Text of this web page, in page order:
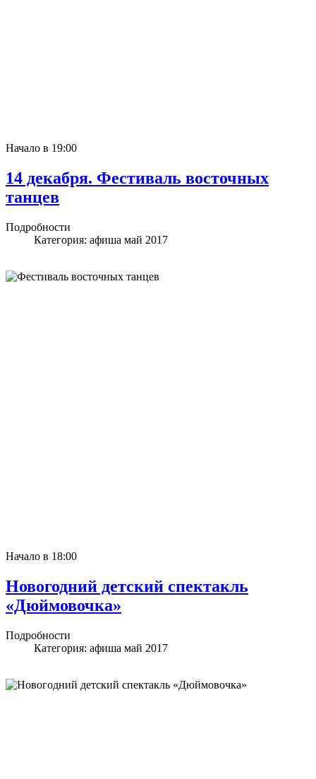
Начало в 19:00
14 декабря. Фестиваль восточных
танцев
Подробности
Категория: афиша май 2017
Начало в 18:00
Новогодний детский спектакль
«Дюймовочка»
Подробности
Категория: афиша май 2017